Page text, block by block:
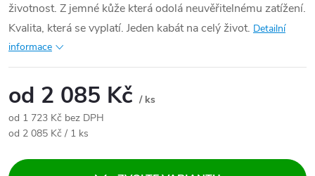
životnost. Z jemné kůže která odolá neuvěřitelnému zatížení.
Kvalita, která se vyplatí. Jeden kabát na celý život. Detailní
informace
od 2 085 Kč / ks
od 1 723 Kč bez DPH
Měrná cena:
od 2 085 Kč / 1 ks